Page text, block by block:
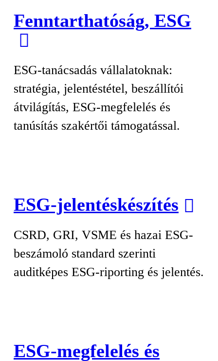
Fenntarthatóság, ESG
ESG-tanácsadás vállalatoknak:
stratégia, jelentéstétel, beszállítói
átvilágítás, ESG-megfelelés és
tanúsítás szakértői támogatással.
ESG-jelentéskészítés
CSRD, GRI, VSME és hazai ESG-
beszámoló standard szerinti
auditképes ESG-riporting és jelentés.
ESG-megfelelés és